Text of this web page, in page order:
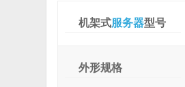
机架式服务器型号
外形规格